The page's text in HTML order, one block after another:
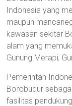
Indonesia yang
maupun
kawasan sekitar
alam yang
Gunung Merapi,
Pemerintah
Borobudur
fasilitas